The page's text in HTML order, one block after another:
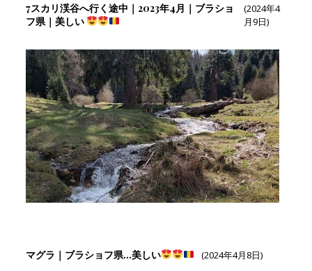
7スカリ渓谷へ行く途中｜2023年4月｜ブラショ
フ県｜美しい
(2024年4
月9日)
マグラ｜ブラショフ県…美しい
(2024年4月8日)